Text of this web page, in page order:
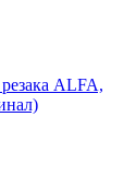
ALFA,